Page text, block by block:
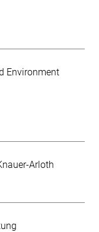
Environment
Arloth